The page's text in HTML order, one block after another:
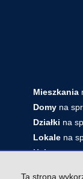
Mieszkania
Domy na
Działki na
Lokale na
Halena
Ta strona